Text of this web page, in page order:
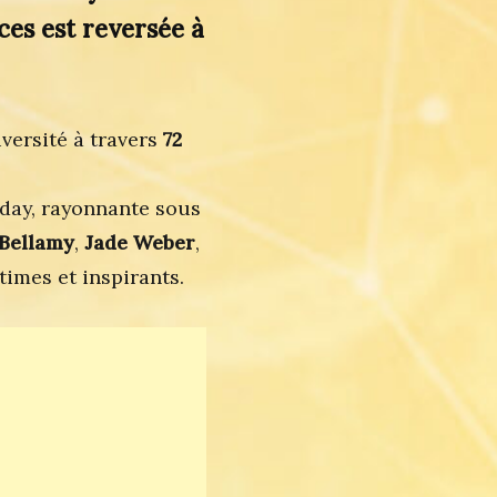
est reversée à
à travers 72
rayonnante sous
, Jade Weber,
et inspirants.